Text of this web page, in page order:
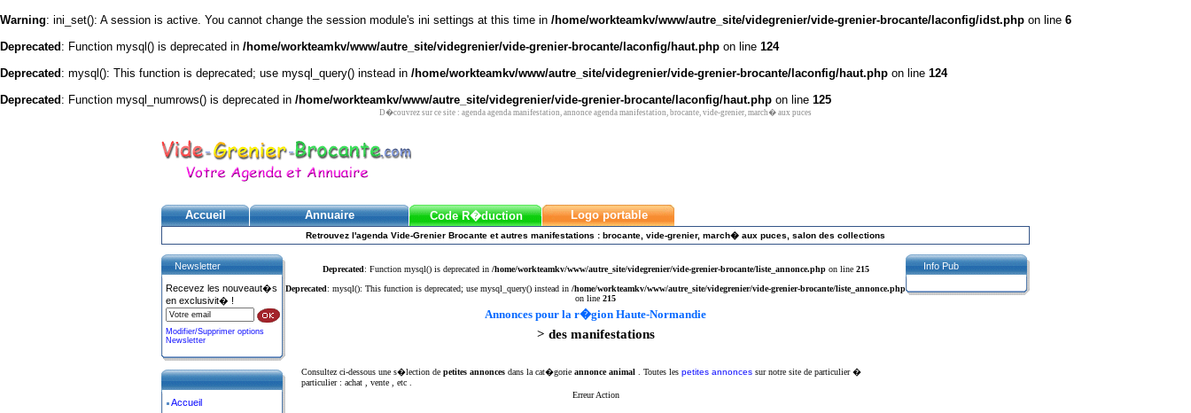
Warning: ini_set(): A session is active. You cannot change the session module's ini settings at this time in /home/workteamkv/www/autre_site/videgrenier/vide-grenier-brocante/laconfig/idst.php on line 6
Deprecated : Function mysql() is deprecated in /home/workteamkv/www/autre_site/videgrenier/vide-grenier-brocante/laconfig/haut.php on line 124
Deprecated : mysql(): This function is deprecated; use mysql_query() instead in /home/workteamkv/www/autre_site/videgrenier/vide-grenier-brocante/laconfig/haut.php on line 124
Deprecated : Function mysql_numrows() is deprecated in /home/workteamkv/www/autre_site/videgrenier/vide-grenier-brocante/laconfig/haut.php on line 125
D�couvrez sur ce site : agenda agenda manifestation, annonce agenda manifestation, brocante, vide-grenier, march� aux puces
Accueil Annuaire Code R�duction Logo portable
Retrouvez l'agenda Vide-Grenier Brocante et autres manifestations : brocante, vide-grenier, march� aux puces, salon des collections
Deprecated: Function mysql() is deprecated in /home/workteamkv/www/autre_site/videgrenier/vide-grenier-brocante/liste_annonce.phpon line 215
Deprecated: mysql(): This function is deprecated; use mysql_query() instead in /home/workteamkv/www/autre_site/videgrenier/vide-grenier-brocante/liste_annonce.php
on line 215
Annonces pour la r�gion Haute-Normandie
> des manifestations
Consultez ci-dessous une s�lection de petites annonces dans la cat�gorie annonce animal . Toutes les petites annonces sur notre site de particulier �
particulier : achat , vente , etc .
Erreur Action
Newsletter
Recevez les nouveaut�s
en exclusivit� !
Modifier/Supprimer options
Newsletter
Accueil
Info Pub